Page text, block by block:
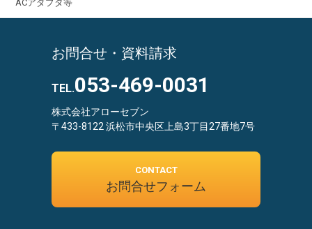
ACアダプタ等
お問合せ・資料請求
TEL.053-469-0031
株式会社アローセブン
〒433-8122 浜松市中央区上島3丁目27番地7号
CONTACT
お問合せフォーム